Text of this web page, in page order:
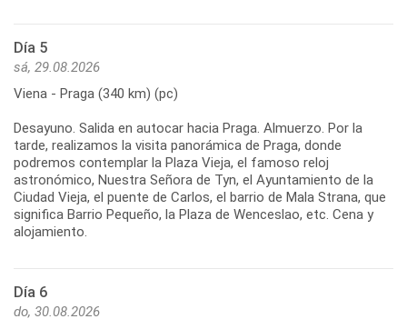
Día 5
sá, 29.08.2026
Viena - Praga (340 km) (pc)
Desayuno. Salida en autocar hacia Praga. Almuerzo. Por la
tarde, realizamos la visita panorámica de Praga, donde
podremos contemplar la Plaza Vieja, el famoso reloj
astronómico, Nuestra Señora de Tyn, el Ayuntamiento de la
Ciudad Vieja, el puente de Carlos, el barrio de Mala Strana, que
significa Barrio Pequeño, la Plaza de Wenceslao, etc. Cena y
alojamiento.
Día 6
do, 30.08.2026